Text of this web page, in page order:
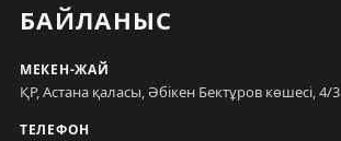
БАЙЛАНЫС
МЕКЕН-ЖАЙ
ҚР, Астана қаласы, Әбікен Бектұров көшесі, 4/3
ТЕЛЕФОН